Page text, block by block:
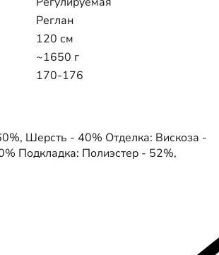
Реглан
120 см
~1650 г
170-176
Шерсть - 40% Отделка: Вискоза -
Подкладка: Полиэстер - 52%,